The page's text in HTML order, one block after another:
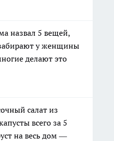
назвал 5 вещей,
у женщины
делают это
салат из
всего за 5
на весь дом —